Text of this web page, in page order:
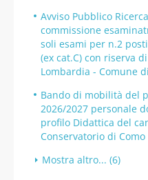
Avviso Pubblico
commissione
soli esami per n.2
(ex cat.C) con riserva
Lombardia - Comune
Bando di mobilità del
2026/2027 personale
profilo Didattica del
Conservatorio di Como
Mostra altro... (6)